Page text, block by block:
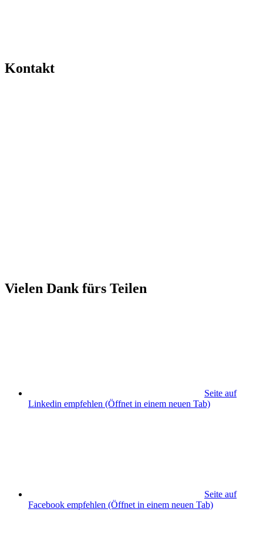
Kontakt
Vielen Dank fürs Teilen
Seite auf
Linkedin empfehlen (Öffnet in einem neuen Tab)
Seite auf
Facebook empfehlen (Öffnet in einem neuen Tab)